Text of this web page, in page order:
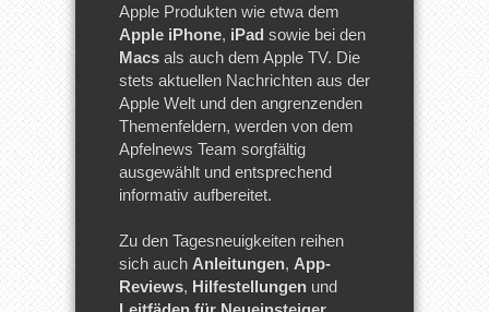
Apple Produkten wie etwa dem
Apple iPhone, iPad sowie bei den
Macs als auch dem Apple TV. Die
stets aktuellen Nachrichten aus der
Apple Welt und den angrenzenden
Themenfeldern, werden von dem
Apfelnews Team sorgfältig
ausgewählt und entsprechend
informativ aufbereitet.
Zu den Tagesneuigkeiten reihen
sich auch Anleitungen, App-
Reviews, Hilfestellungen und